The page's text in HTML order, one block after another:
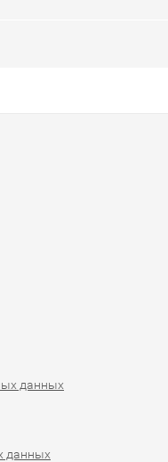
данных
данных